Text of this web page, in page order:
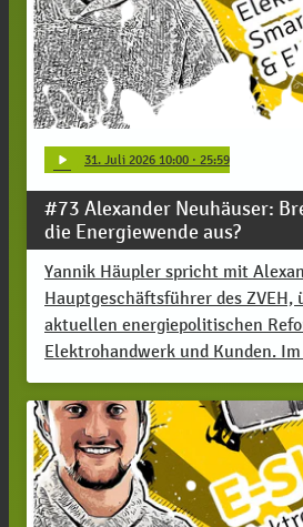
play_arrow 31. Juli 2026 10:00 · 25:59
#73 Alexander Neuhäuser:
die Energiewende aus?
Yannik Häupler spricht mit
Hauptgeschäftsführer des ZVEH,
aktuellen energiepolitischen
Elektrohandwerk und Kunden.